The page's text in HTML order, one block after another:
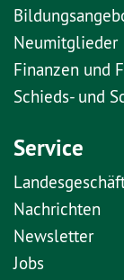
Neumitglieder
Finanzen und
Schieds- und
Service
Nachrichten
Newsletter
Jobs